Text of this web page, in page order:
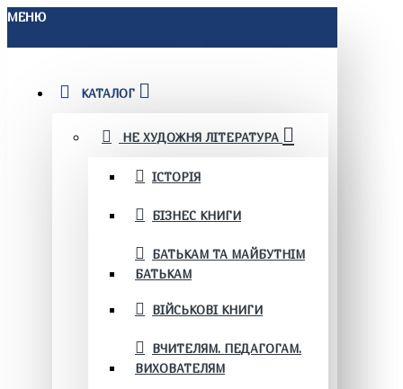
МЕНЮ
КАТАЛОГ
НЕ ХУДОЖНЯ ЛІТЕРАТУРА
ІСТОРІЯ
БІЗНЕС КНИГИ
БАТЬКАМ ТА МАЙБУТНІМ
БАТЬКАМ
ВІЙСЬКОВІ КНИГИ
ВЧИТЕЛЯМ. ПЕДАГОГАМ.
ВИХОВАТЕЛЯМ